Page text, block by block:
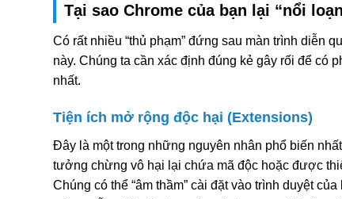
Tại sao Chrome của bạn lại “nổi
Có rất nhiều “thủ phạm” đứng sau màn trình diễn
này. Chúng ta cần xác định đúng kẻ gây rối để có
nhất.
Tiện ích mở rộng độc hại (Extensions)
Đây là một trong những nguyên nhân phổ biến
tưởng chừng vô hại lại chứa mã độc hoặc được
Chúng có thể “âm thầm” cài đặt vào trình duyệt